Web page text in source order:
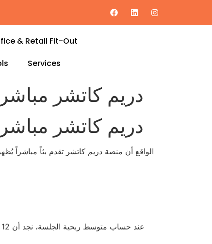
& Retail Fit-Out
Services
دريم كاتشر
دريم كاتشر